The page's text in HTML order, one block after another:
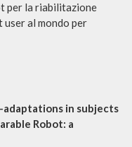
per la riabilitazione
al mondo per
in subjects
Robot: a